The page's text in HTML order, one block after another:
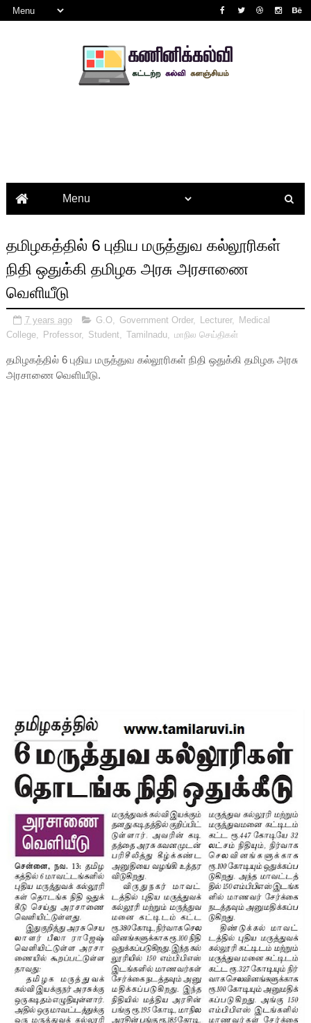
தமிழகத்தில் 6 புதிய மருத்துவ கல்லூரிகள்
நிதி ஒதுக்கி தமிழக அரசு அரசாணை
வெளியீடு
7 years ago G.O, Government Order, Lecturer,
Medical
College, Professor, Student Tamilnadu மாநில செய்திகள்
தமிழகத்தில் 6 புதிய மருத்துவ கல்லூரிகள் நிதி ஒதுக்கி தமிழக அரசு
அரசாணை வெளியீடு.